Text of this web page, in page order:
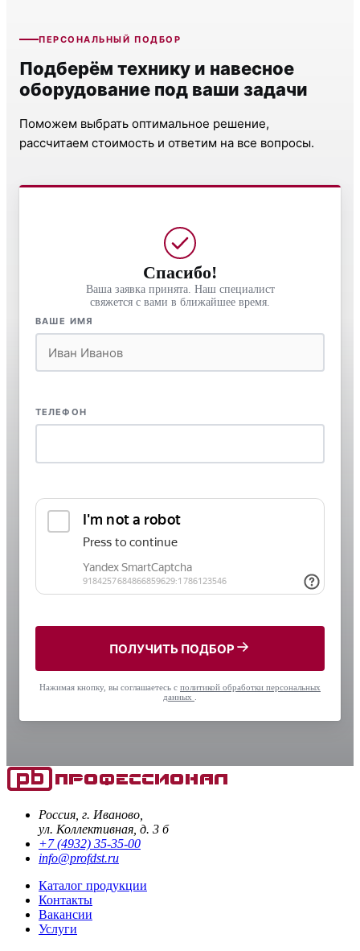
ПЕРСОНАЛЬНЫЙ ПОДБОР
Подберём технику и навесное
оборудование под ваши задачи
Поможем выбрать оптимальное решение,
рассчитаем стоимость и ответим на все вопросы.
Спасибо!
Ваша заявка принята. Наш специалист
свяжется с вами в ближайшее время.
ВАШЕ ИМЯ
ТЕЛЕФОН
ПОЛУЧИТЬ ПОДБОР
Нажимая кнопку, вы соглашаетесь с политикой обработки персональных
данных
Россия, г. Иваново,
ул. Коллективная, д. 3 б
+7 (4932) 35-35-00
info@profdst.ru
Каталог продукции
Контакты
Вакансии
Услуги